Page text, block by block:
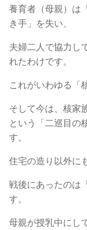
養育者（母親）は
き手」を失い、
夫婦二人で協力し
れたわけです。
これがいわゆる「
そして今は、核家
という「二巡目の
す。
住宅の造り以外に
戦後にあったのは
す。
母親が授乳中にし